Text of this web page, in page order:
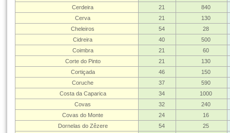
Cerdeira
21
840
Cerva
21
130
Cheleiros
54
28
Cidreira
40
500
Coimbra
21
60
Corte do Pinto
21
130
Cortiçada
46
150
Coruche
37
590
Costa da Caparica
34
1000
Covas
32
240
Covas do Monte
24
16
Dornelas do Zêzere
54
25